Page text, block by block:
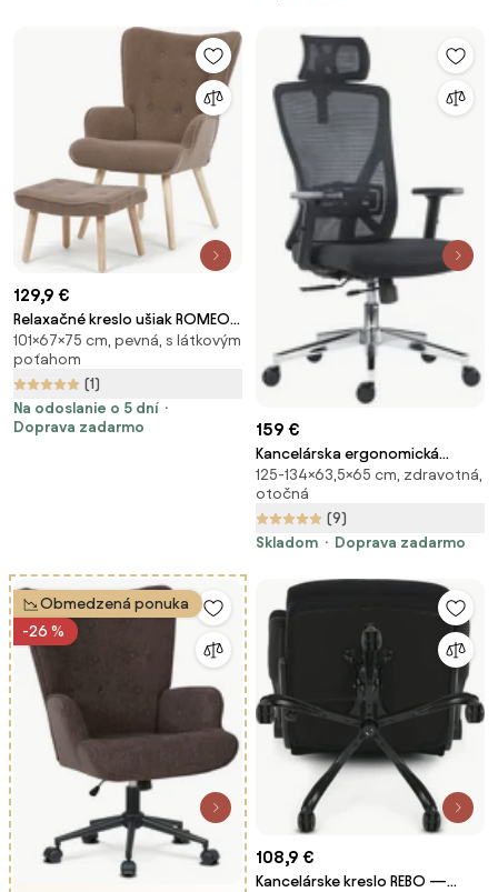
129,9 €
Relaxačné kreslo ušiak ROMEO II
+ taburet — masívne drevo,
látka bouclé, prírodná / hnedá
101×67×75 cm, pevná, s látkovým
poťahom
(1)
Na odoslanie o 5 dní
Doprava zadarmo
159 €
Kancelárska ergonomická
stolička Neoseat FLEX PRO —
čierna, nosnosť 150 kg
125-134×63,5×65 cm, zdravotná,
otočná
(9)
Skladom
Doprava zadarmo
Obmedzená ponuka
-26 %
108,9 €
Kancelárske kreslo REBO —